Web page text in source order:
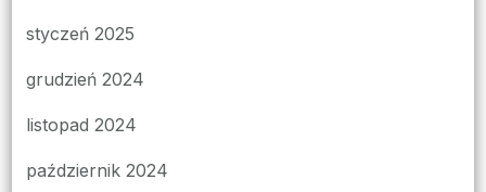
styczeń 2025
grudzień 2024
listopad 2024
październik 2024